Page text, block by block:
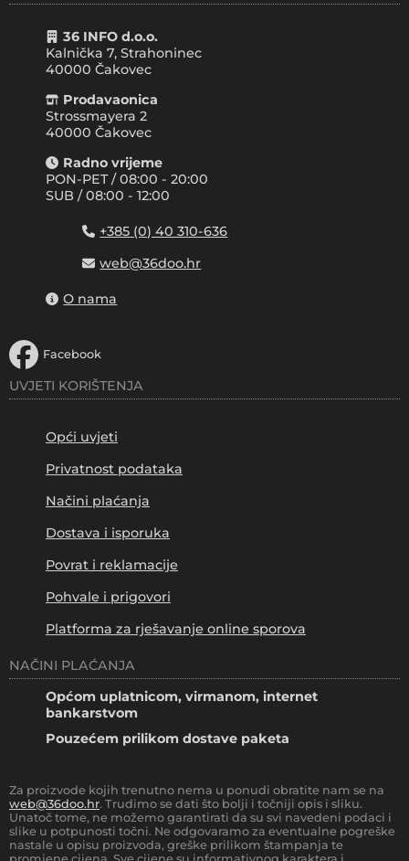
36 INFO d.o.o.
Kalnička 7, Strahoninec
40000 Čakovec
Prodavaonica
Strossmayera 2
40000 Čakovec
Radno vrijeme
PON-PET / 08:00 - 20:00
SUB / 08:00 - 12:00
+385 (0) 40 310-636
web@36doo.hr
O nama
Facebook
UVJETI KORIŠTENJA
Opći uvjeti
Privatnost podataka
Načini plaćanja
Dostava i isporuka
Povrat i reklamacije
Pohvale i prigovori
Platforma za rješavanje online sporova
NAČINI PLAĆANJA
Općom uplatnicom, virmanom, internet
bankarstvom
Pouzećem prilikom dostave paketa
Za proizvode kojih trenutno nema u ponudi obratite nam se na
web@36doo.hr. Trudimo se dati što bolji i točniji opis i sliku.
Unatoč tome, ne možemo garantirati da su svi navedeni podaci i
slike u potpunosti točni. Ne odgovaramo za eventualne pogreške
nastale u opisu proizvoda, greške prilikom štampanja te